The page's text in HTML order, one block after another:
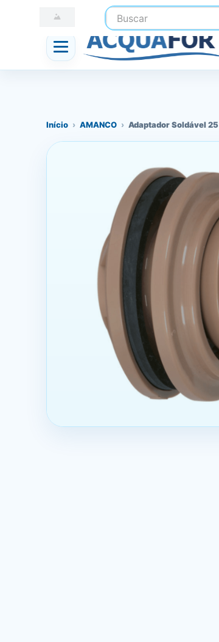
Buscar
☎ (41) 3247-1199
Início › AMANCO › Adaptador Soldável